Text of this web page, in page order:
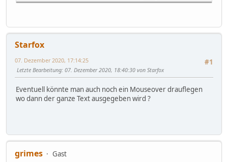
Starfox
#1
07. Dezember 2020, 17:14:25
Letzte Bearbeitung: 07. Dezember 2020, 18:40:30 von Starfox
Eventuell könnte man auch noch ein Mouseover drauflegen
wo dann der ganze Text ausgegeben wird ?
grimes
Gast